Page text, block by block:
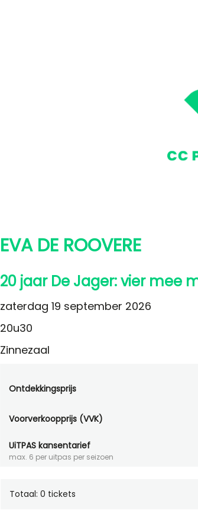
EVA DE ROOVERE
20 jaar De Jager: vier mee
zaterdag 19 september 2026
20u30
Zinnezaal
Ontdekkingsprijs
Voorverkoopprijs (VVK)
UiTPAS kansentarief
max. 6 per uitpas per seizoen
Totaal: 0 tickets